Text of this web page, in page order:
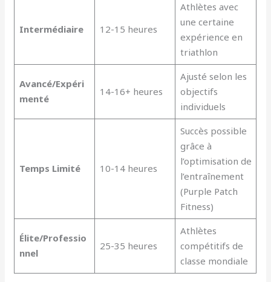
Intermédiaire 12-15 heures
Athlètes avec
une certaine
expérience en
triathlon
Avancé/Expéri
menté
14-16+ heures
Ajusté selon les
objectifs
individuels
Temps Limité 10-14 heures
Succès possible
grâce à
l’optimisation de
l’entraînement
(Purple Patch
Fitness)
Élite/Professio
nnel
25-35 heures
Athlètes
compétitifs de
classe mondiale